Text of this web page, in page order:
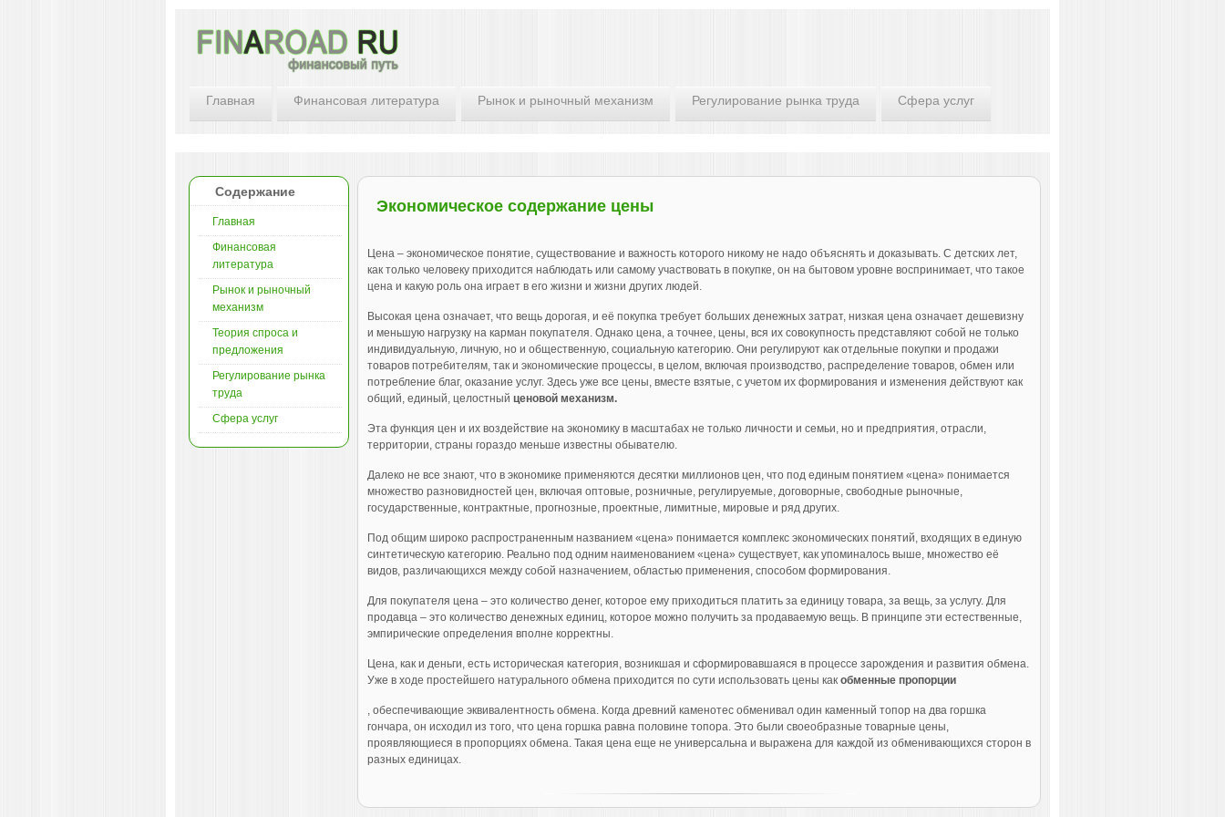
Главная Финансовая литература Рынок и рыночный механизм Регулирование рынка труда Сфера услуг
Экономическое содержание цены
Цена – экономическое понятие, существование и важность которого никому не надо объяснять и доказывать. С детских лет,
как только человеку приходится наблюдать или самому участвовать в покупке, он на бытовом уровне воспринимает, что такое
цена и какую роль она играет в его жизни и жизни других людей.
Высокая цена означает, что вещь дорогая, и её покупка требует больших денежных затрат, низкая цена означает дешевизну
и меньшую нагрузку на карман покупателя. Однако цена, а точнее, цены, вся их совокупность представляют собой не только
индивидуальную, личную, но и общественную, социальную категорию. Они регулируют как отдельные покупки и продажи
товаров потребителям, так и экономические процессы, в целом, включая производство, распределение товаров, обмен или
потребление благ, оказание услуг. Здесь уже все цены, вместе взятые, с учетом их формирования и изменения действуют как
общий, единый, целостный ценовой механизм.
Эта функция цен и их воздействие на экономику в масштабах не только личности и семьи, но и предприятия, отрасли,
территории, страны гораздо меньше известны обывателю.
Далеко не все знают, что в экономике применяются десятки миллионов цен, что под единым понятием «цена» понимается
множество разновидностей цен, включая оптовые, розничные, регулируемые, договорные, свободные рыночные,
государственные, контрактные, прогнозные, проектные, лимитные, мировые и ряд других.
Под общим широко распространенным названием «цена» понимается комплекс экономических понятий, входящих в единую
синтетическую категорию. Реально под одним наименованием «цена» существует, как упоминалось выше, множество её
видов, различающихся между собой назначением, областью применения, способом формирования.
Для покупателя цена – это количество денег, которое ему приходиться платить за единицу товара, за вещь, за услугу. Для
продавца – это количество денежных единиц, которое можно получить за продаваемую вещь. В принципе эти естественные,
эмпирические определения вполне корректны.
Цена, как и деньги, есть историческая категория, возникшая и сформировавшаяся в процессе зарождения и развития обмена.
Уже в ходе простейшего натурального обмена приходится по сути использовать цены как обменные пропорции
, обеспечивающие эквивалентность обмена. Когда древний каменотес обменивал один каменный топор на два горшка
гончара, он исходил из того, что цена горшка равна половине топора. Это были своеобразные товарные цены,
проявляющиеся в пропорциях обмена. Такая цена еще не универсальна и выражена для каждой из обменивающихся сторон в
разных единицах.
Содержание
Главная
Финансовая
литература
Рынок и рыночный
механизм
Теория спроса и
предложения
Регулирование рынка
труда
Сфера услуг